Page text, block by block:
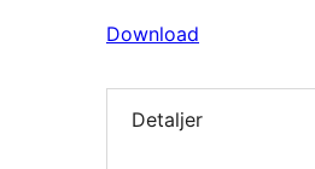
Download
Detaljer